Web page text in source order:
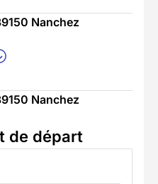
Nanchez
Nanchez
de départ